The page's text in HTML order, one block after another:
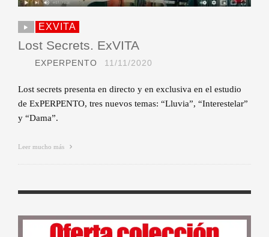
EXVITA
Lost Secrets. ExVITA
EXPERPENTO 11/11/2020
Lost secrets presenta en directo y en exclusiva en el estudio
de ExPERPENTO, tres nuevos temas: “Lluvia”, “Interestelar”
y “Dama”.
Leer mucho más